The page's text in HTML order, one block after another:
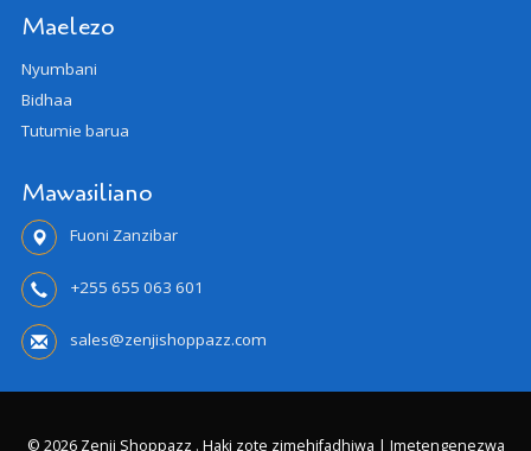
Maelezo
Nyumbani
Bidhaa
Tutumie barua
Mawasiliano
Fuoni Zanzibar
+255 655 063 601
sales@zenjishoppazz.com
© 2026 Zenji Shoppazz . Haki zote zimehifadhiwa | Imetengenezwa